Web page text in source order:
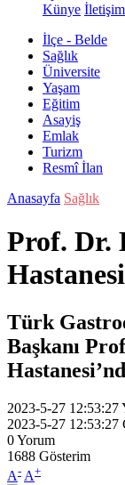
Künye İletişim
İlçe - Belde
Sağlık
Üniversite
Yaşam
Eğitim
Asayiş
Emlak
Turizm
Resmî İlan
Anasayfa Sağlık
Prof. Dr.
Türk
Başkanı
2023-5-27 12:53:27
2023-5-27 12:53:27
0Yorum
1688 Gösterim
A- A+